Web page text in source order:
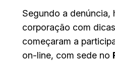
Segundo a denúncia,
corporação com
começaram a
on-line, com sede no